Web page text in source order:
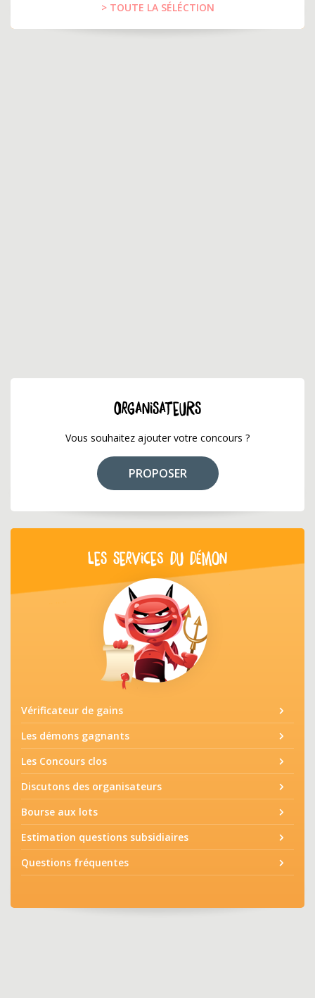
> TOUTE LA SÉLÉCTION
ORGANISATEURS
Vous souhaitez ajouter votre concours ?
PROPOSER
LES SERVICES DU DÉMON
Vérificateur de gains
Les démons gagnants
Les Concours clos
Discutons des organisateurs
Bourse aux lots
Estimation questions subsidiaires
Questions fréquentes